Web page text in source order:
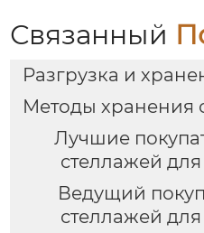
консольные полки из
стальных труб,
многослойные полки
Связанный
Разгрузка и
Методы хранения
Лучшие
стеллажей
Ведущий
стеллажей